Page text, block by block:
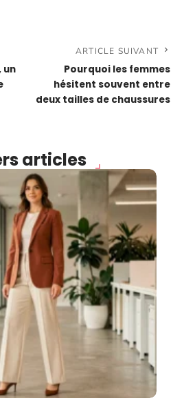
un
ARTICLE SUIVANT
Pourquoi les femmes
hésitent souvent entre
deux tailles de chaussures
articles